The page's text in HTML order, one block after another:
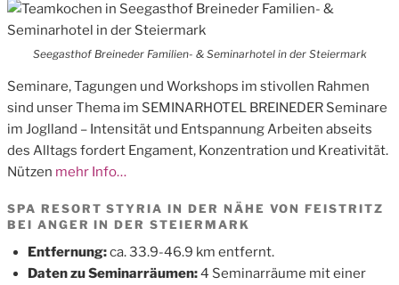
Seegasthof Breineder Familien- & Seminarhotel in der Steiermark
Seminare, Tagungen und Workshops im stivollen Rahmen
sind unser Thema im SEMINARHOTEL BREINEDER Seminare
im Joglland – Intensität und Entspannung Arbeiten abseits
des Alltags fordert Engament, Konzentration und Kreativität.
Nützen mehr Info…
SPA RESORT STYRIA IN DER NÄHE VON FEISTRITZ
BEI ANGER IN DER STEIERMARK
Entfernung:ca. 33.9-46.9 km entfernt.
Daten zu Seminarräumen:4 Seminarräume mit einer